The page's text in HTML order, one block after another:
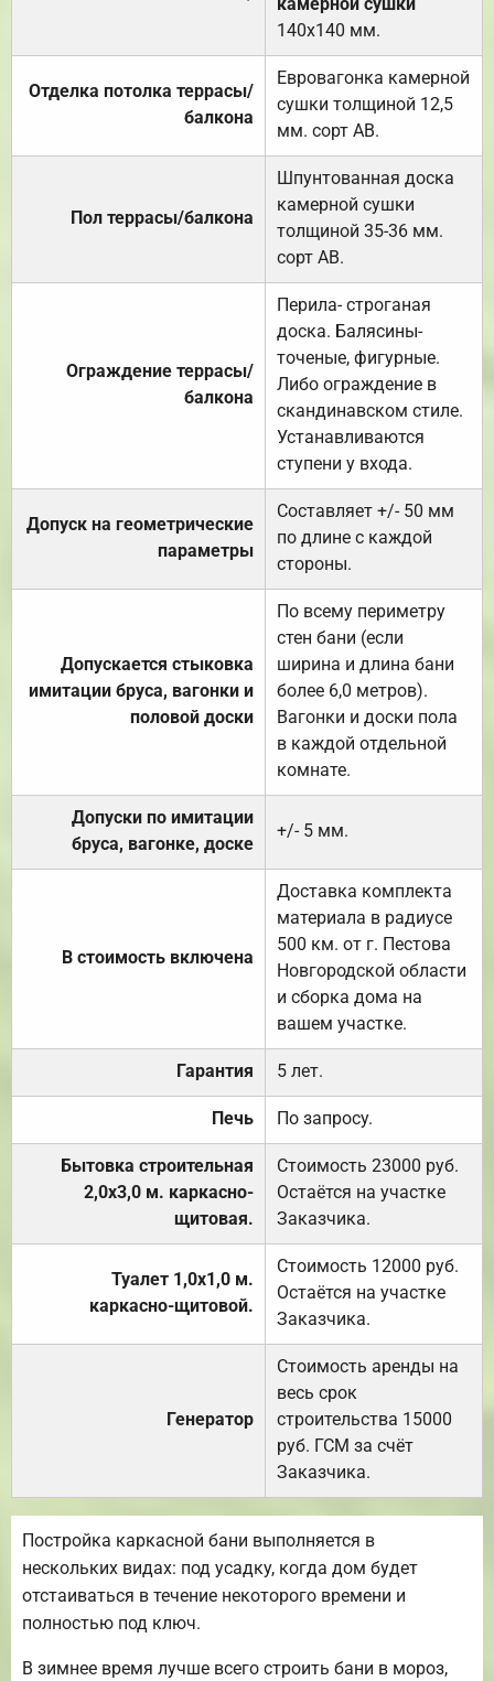
140х140 мм.
Отделка потолка террасы/
балкона
Евровагонка камерной
сушки толщиной 12,5
мм. сорт АВ.
Пол террасы/балкона
Шпунтованная доска
камерной сушки
толщиной 35-36 мм.
сорт АВ.
Ограждение террасы/
балкона
Перила- строганая
доска. Балясины-
точеные, фигурные.
Либо ограждение в
скандинавском стиле.
Устанавливаются
ступени у входа.
Допуск на геометрические
параметры
Составляет +/- 50 мм
по длине с каждой
стороны.
Допускается стыковка
имитации бруса, вагонки и
половой доски
По всему периметру
стен бани (если
ширина и длина бани
более 6,0 метров).
Вагонки и доски пола
в каждой отдельной
комнате.
Допуски по имитации
бруса, вагонке, доске
+/- 5 мм.
В стоимость включена
Доставка комплекта
материала в радиусе
500 км. от г. Пестова
Новгородской области
и сборка дома на
вашем участке.
Гарантия 5 лет.
Печь По запросу.
Бытовка строительная
2,0х3,0 м. каркасно-
щитовая.
Стоимость 23000 руб.
Остаётся на участке
Заказчика.
Туалет 1,0х1,0 м.
каркасно-щитовой.
Стоимость 12000 руб.
Остаётся на участке
Заказчика.
Генератор
Стоимость аренды на
весь срок
строительства 15000
руб. ГСМ за счёт
Заказчика.
Постройка каркасной бани выполняется в
нескольких видах: под усадку, когда дом будет
отстаиваться в течение некоторого времени и
полностью под ключ.
В зимнее время лучше всего строить бани в мороз,